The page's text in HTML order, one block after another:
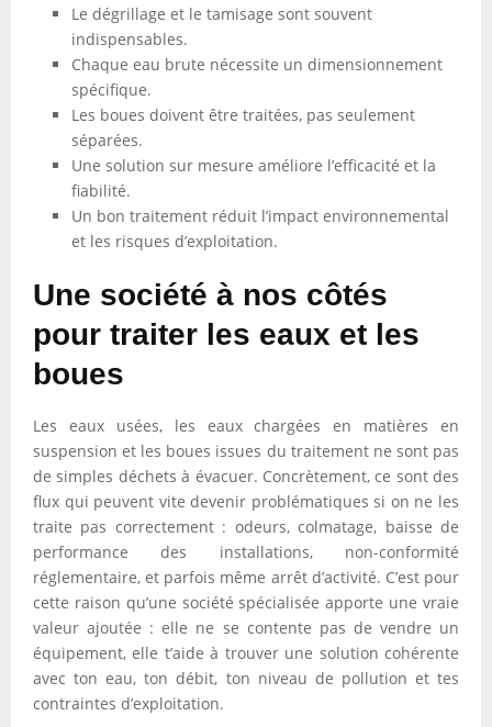
Le dégrillage et le tamisage sont souvent
indispensables.
Chaque eau brute nécessite un dimensionnement
spécifique.
Les boues doivent être traitées, pas seulement
séparées.
Une solution sur mesure améliore l’efficacité et la
fiabilité.
Un bon traitement réduit l’impact environnemental
et les risques d’exploitation.
Une société à nos côtés
pour traiter les eaux et les
boues
Les eaux usées, les eaux chargées en matières en
suspension et les boues issues du traitement ne sont pas
de simples déchets à évacuer. Concrètement, ce sont des
flux qui peuvent vite devenir problématiques si on ne les
traite pas correctement : odeurs, colmatage, baisse de
performance des installations, non-conformité
réglementaire, et parfois même arrêt d’activité. C’est pour
cette raison qu’une société spécialisée apporte une vraie
valeur ajoutée : elle ne se contente pas de vendre un
équipement, elle t’aide à trouver une solution cohérente
avec ton eau, ton débit, ton niveau de pollution et tes
contraintes d’exploitation.